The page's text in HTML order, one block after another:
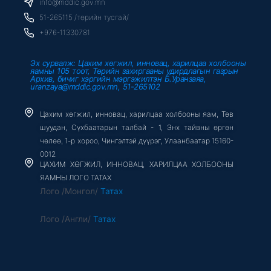
k
f
info@mddic.gov.mn
51-265115 /төрийн тусгай/
+976-11330781
Эх сурвалж: Цахим хөгжил, инновац, харилцаа холбооны
яамны 105 тоот, Төрийн захиргааны удирдлагын газрын
Архив, бичиг хэргийн мэргэжилтэн Б.Уранзаяа,
uranzaya@mddic.gov.mn, 51-265102
Цахим хөгжил, инновац, харилцаа холбооны яам, Төв
шуудан, Сүхбаатарын талбай - 1, Энх тайвны өргөн
чөлөө, 1-р хороо, Чингэлтэй дүүрэг, Улаанбаатар 15160-
0012
ЦАХИМ ХӨГЖИЛ, ИННОВАЦ, ХАРИЛЦАА ХОЛБООНЫ
ЯАМНЫ ЛОГО ТАТАХ
Лого /Монгол/ Татах
Лого /Англи/ Татах